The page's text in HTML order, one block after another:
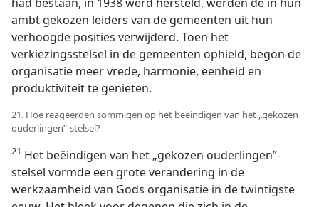
ambt gekozen leiders van de gemeenten uit hun
verhoogde posities verwijderd. Toen het
verkiezingsstelsel in de gemeenten ophield, begon de
organisatie meer vrede, harmonie, eenheid en
produktiviteit te genieten.
21. Hoe reageerden sommigen op het beëindigen van het „gekozen
ouderlingen”-stelsel?
21 Het beëindigen van het „gekozen ouderlingen”-
stelsel vormde een grote verandering in de
werkzaamheid van Gods organisatie in de twintigste